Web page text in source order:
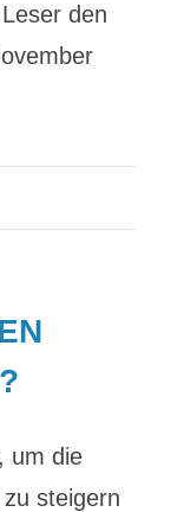
den
um die
steigern